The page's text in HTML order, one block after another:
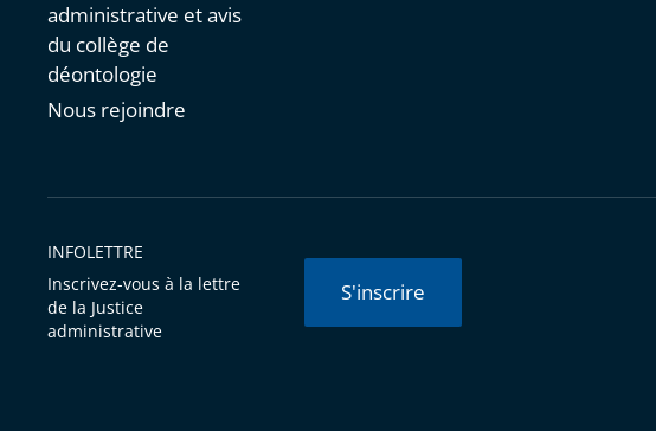
administrative et avis
du collège de
déontologie
Nous rejoindre
INFOLETTRE
Inscrivez-vous à la lettre
de la Justice
administrative
S'inscrire